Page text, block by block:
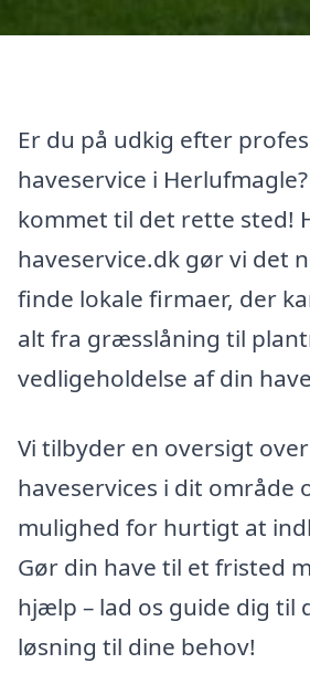
Er du på udkig efter
haveservice i
kommet til det rette sted!
haveservice.dk gør vi det
finde lokale firmaer, der
alt fra græsslåning til
vedligeholdelse af din
Vi tilbyder en oversigt
haveservices i dit område
mulighed for hurtigt at
Gør din have til et fristed
hjælp – lad os guide dig til
løsning til dine behov!